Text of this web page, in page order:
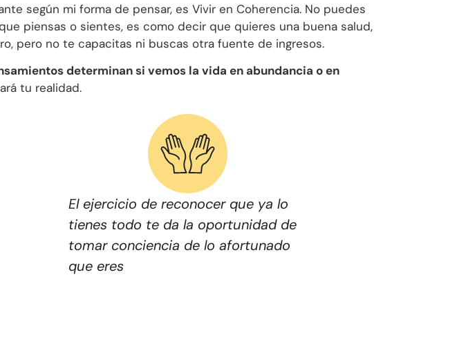
según mi forma de pensar, es Vivir en Coherencia. No puedes
piensas o sientes, es como decir que quieres una buena salud,
pero no te capacitas ni buscas otra fuente de ingresos.
determinan si vemos la vida en abundancia o en
tu realidad.
El ejercicio de reconocer que ya lo
tienes todo te da la oportunidad de
tomar conciencia de lo afortunado
que eres